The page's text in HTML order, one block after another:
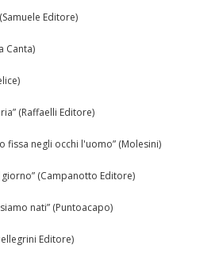
Editore)
Canta)
(Raffaelli Editore)
fissa negli occhi l'uomo” (Molesini)
(Campanotto Editore)
nati” (Puntoacapo)
Editore)